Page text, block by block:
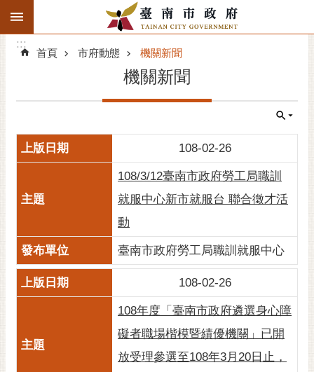
跳到主要內容區塊
搜
階
市府動態
市府團隊
市政資訊
市民互動
偉
:::
:::
首頁 市府動態 機關新聞
機關新聞
108-02-26
108/3/12臺南市政府勞工局職訓
就服中心新市就服台 聯合徵才活
動
臺南市政府勞工局職訓就服中心
108-02-26
108年度「臺南市政府遴選身心障
礙者職場楷模暨績優機關」已開
放受理參選至108年3月20日止，